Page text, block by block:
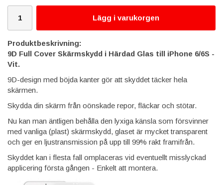
Lägg i varukorgen
Produktbeskrivning:
9D Full Cover Skärmskydd i Härdad Glas till iPhone 6/6S -
Vit.​
9D-design med böjda kanter gör att skyddet täcker hela
skärmen.
Skydda din skärm från oönskade repor, fläckar och stötar.
Nu kan man äntligen behålla den lyxiga känsla som försvinner
med vanliga (plast) skärmskydd, glaset är mycket transparent
och ger en ljustransmission på upp till 99% rakt framifrån.
Skyddet kan i flesta fall omplaceras vid eventuellt misslyckad
applicering första gången - Enkelt att montera.